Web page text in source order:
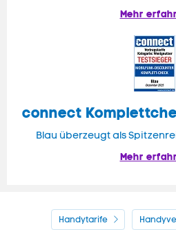
Mehr
connect
Blau überzeugt als
Mehr
Handytarife